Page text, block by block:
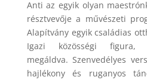
Anti az egyik olyan
résztvevője a művészeti
Alapítvány egyik családias
Igazi közösségi figura,
megáldva. Szenvedélyes
hajlékony és ruganyos